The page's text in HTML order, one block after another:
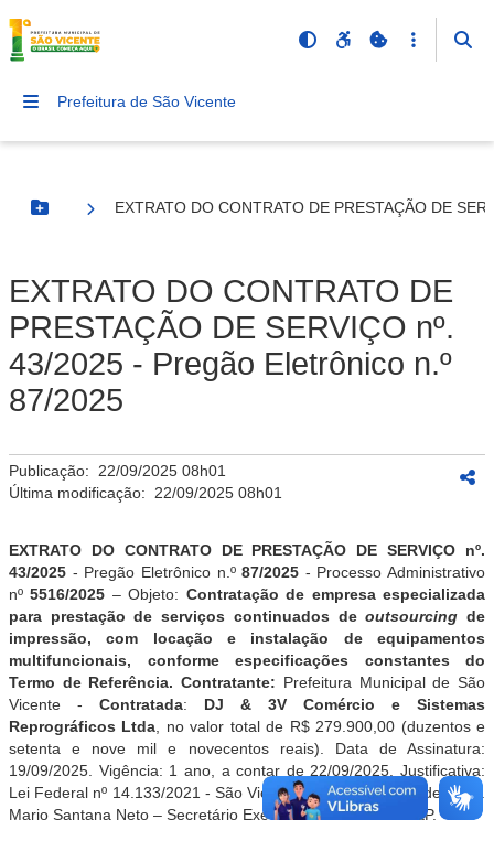
Prefeitura de São Vicente
Botão Menu
EXTRATO DO CONTRATO DE PRESTAÇÃO DE
EXTRATO DO CONTRATO DE
PRESTAÇÃO DE SERVIÇO nº.
43/2025 - Pregão Eletrônico n.º
87/2025
Publicação: 22/09/2025 08h01
Última modificação: 22/09/2025 08h01
EXTRATO DO CONTRATO
DE PRESTAÇÃO DE SERVIÇO nº.
43/2025 - Pregão Eletrônico n.º87/2025 - Processo Administrativo
nº5516/2025 – Objeto: Contratação de empresa especializada
para prestação de serviços continuados deoutsourcingde
impressão,
com locação e instalação de equipamentos
multifuncionais, conforme especificações constantes do
Termo de Referência.Contratante: Prefeitura Municipal de São
Vicente - Contratada: DJ & 3V Comércio e Sistemas
Reprográficos Ltda , no valor total de R$ 279.900,00 (duzentos e
setenta e nove mil e novecentos reais) . Data de Assinatura:
19/09/2025. Vigência: 1 ano, a contar de 22/09/2025. Justificativa:
Lei Federal nº 14.133/2021 - São Vicente, 22 de setembro de 2025.
Mario Santana Neto – Secretário Executivo do Prefeito - SEP.